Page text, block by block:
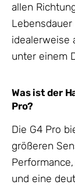
allen
idealerweise
unter einem
Was ist der
Pro?
Die G4 Pro
größeren
und eine